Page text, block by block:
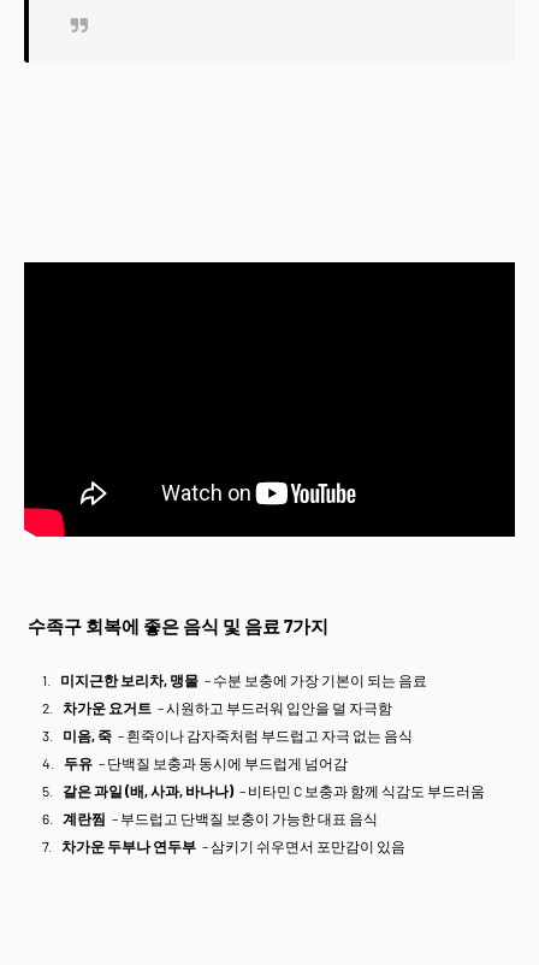
수족구 회복에 좋은 음식 및 음료 7가지
미지근한 보리차, 맹물 – 수분 보충에 가장 기본이 되는 음료
차가운 요거트 – 시원하고 부드러워 입안을 덜 자극함
미음, 죽 – 흰죽이나 감자죽처럼 부드럽고 자극 없는 음식
두유 – 단백질 보충과 동시에 부드럽게 넘어감
갈은 과일 (배, 사과, 바나나) – 비타민 C 보충과 함께 식감도 부드러움
계란찜 – 부드럽고 단백질 보충이 가능한 대표 음식
차가운 두부나 연두부 – 삼키기 쉬우면서 포만감이 있음